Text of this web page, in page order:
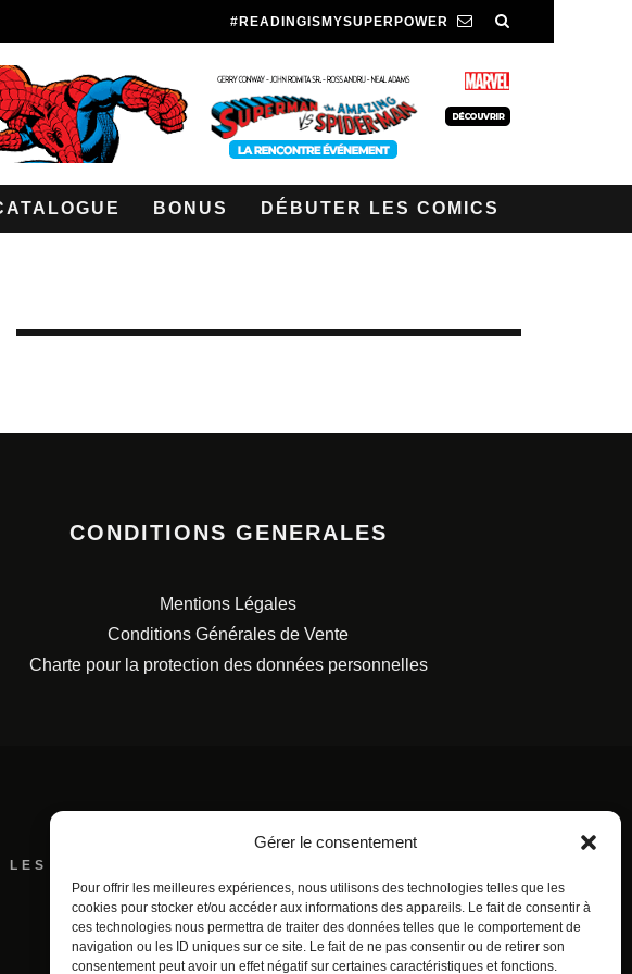
Gérer le consentement
Pour offrir les meilleures expériences, nous utilisons des technologies telles que les
cookies pour stocker et/ou accéder aux informations des appareils. Le fait de consentir à
ces technologies nous permettra de traiter des données telles que le comportement de
navigation ou les ID uniques sur ce site. Le fait de ne pas consentir ou de retirer son
consentement peut avoir un effet négatif sur certaines caractéristiques et fonctions.
#READINGISMYSUPERPOWER
BONUS DÉBUTER LES COMICS
CONDITIONS GENERALES
Mentions Légales
Conditions Générales de Vente
Charte pour la protection des données personnelles
ÉDITIONS FRANÇAISES.